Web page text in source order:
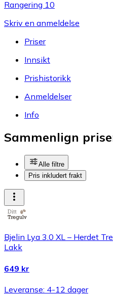
Rangering 10
Skriv en anmeldelse
Priser
Innsikt
Prishistorikk
Anmeldelser
Info
Sammenlign
Alle filtre
Pris inkludert frakt
Bjelin Lya 3.0 XL – Herdet
Lakk
649 kr
Leveranse: 4-12 dager